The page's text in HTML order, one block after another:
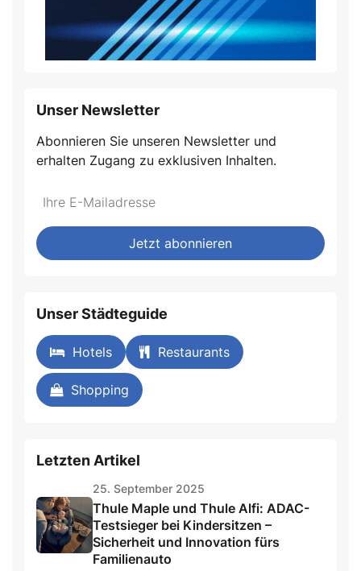
Unser Newsletter
Abonnieren Sie unseren Newsletter und
erhalten Zugang zu exklusiven Inhalten.
Jetzt abonnieren
Unser Städteguide
Hotels Restaurants
Shopping
Letzten Artikel
25. September 2025
Thule Maple und Thule Alfi: ADAC-
Testsieger bei Kindersitzen –
Sicherheit und Innovation fürs
Familienauto